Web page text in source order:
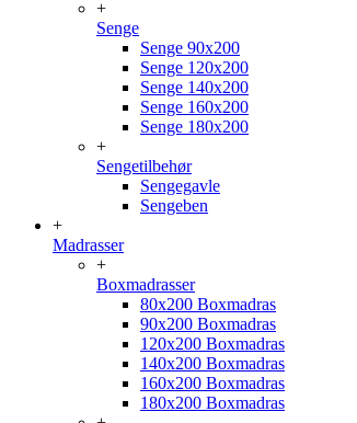
+
Senge
Senge 90x200
Senge 120x200
Senge 140x200
Senge 160x200
Senge 180x200
+
Sengetilbehør
Sengegavle
Sengeben
+
Madrasser
+
Boxmadrasser
80x200 Boxmadras
90x200 Boxmadras
120x200 Boxmadras
140x200 Boxmadras
160x200 Boxmadras
180x200 Boxmadras